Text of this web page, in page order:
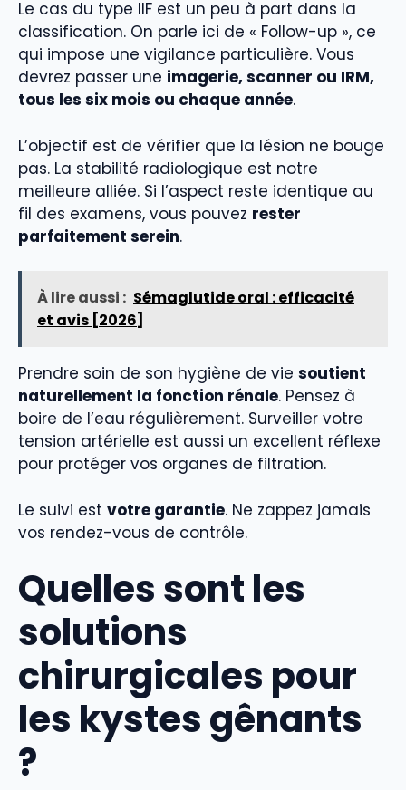
Le cas du type IIF est un peu à part dans la
classification. On parle ici de « Follow-up », ce
qui impose une vigilance particulière. Vous
devrez passer une imagerie, scanner ou IRM,
tous les six mois ou chaque année.
L’objectif est de vérifier que la lésion ne bouge
pas. La stabilité radiologique est notre
meilleure alliée. Si l’aspect reste identique au
fil des examens, vous pouvez rester
parfaitement serein.
À lire aussi : Sémaglutide oral : efficacité
et avis [2026]
Prendre soin de son hygiène de vie soutient
naturellement la fonction rénale. Pensez à
boire de l’eau régulièrement. Surveiller votre
tension artérielle est aussi un excellent réflexe
pour protéger vos organes de filtration.
Le suivi est votre garantie. Ne zappez jamais
vos rendez-vous de contrôle.
Quelles sont les
solutions
chirurgicales pour
les kystes gênants
?